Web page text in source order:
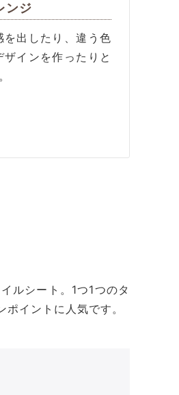
ンジ
出したり、違う色
インを作ったりと
ルシート。1つ1つのタ
イントに人気です。